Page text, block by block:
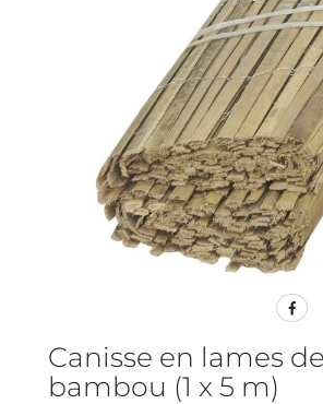
Canisse en lames de
bambou (1 x 5 m)